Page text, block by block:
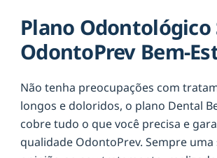
Plano Odontológico
OdontoPrev Bem-
Não tenha preocupações com
longos e doloridos, o plano Dental
cobre tudo o que você precisa e
qualidade OdontoPrev. Sempre uma